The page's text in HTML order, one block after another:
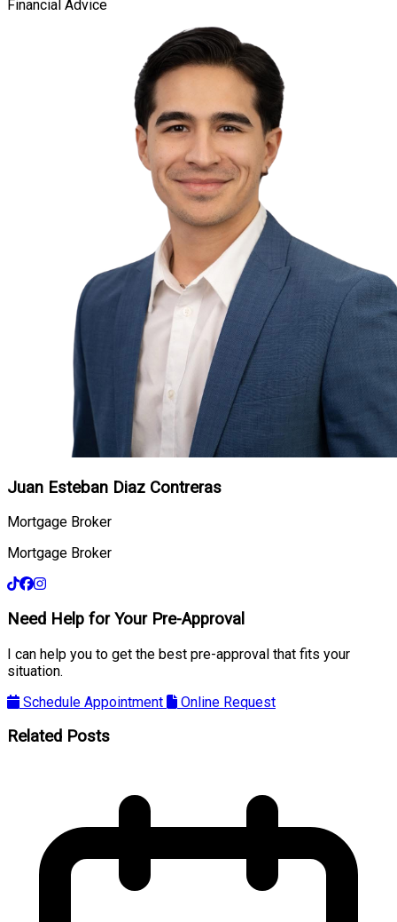
Financial Advice
Juan Esteban Diaz Contreras
Mortgage Broker
Mortgage Broker
Need Help for Your Pre-Approval
I can help you to get the best pre-approval that fits your
situation.
Schedule Appointment
Online Request
Related Posts